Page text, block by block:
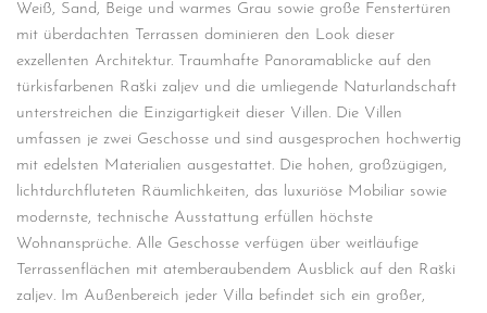
Weiß, Sand, Beige und warmes Grau sowie große Fenstertüren
mit überdachten Terrassen dominieren den Look dieser
exzellenten Architektur. Traumhafte Panoramablicke auf den
türkisfarbenen Raški zaljev und die umliegende Naturlandschaft
unterstreichen die Einzigartigkeit dieser Villen. Die Villen
umfassen je zwei Geschosse und sind ausgesprochen hochwertig
mit edelsten Materialien ausgestattet. Die hohen, großzügigen,
lichtdurchfluteten Räumlichkeiten, das luxuriöse Mobiliar sowie
modernste, technische Ausstattung erfüllen höchste
Wohnansprüche. Alle Geschosse verfügen über weitläufige
Terrassenflächen mit atemberaubendem Ausblick auf den Raški
zaljev. Im Außenbereich jeder Villa befindet sich ein großer,